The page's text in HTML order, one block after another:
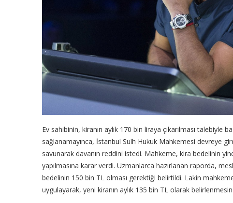
Ev sahibinin, kiranın aylık 170 bin liraya çıkarılması talebiyle
sağlanamayınca, İstanbul Sulh Hukuk Mahkemesi devreye
savunarak davanın reddini istedi. Mahkeme, kira bedelinin
yapılmasına karar verdi. Uzmanlarca hazırlanan raporda,
bedelinin 150 bin TL olması gerektiği belirtildi. Lakin
uygulayarak, yeni kiranın aylık 135 bin TL olarak